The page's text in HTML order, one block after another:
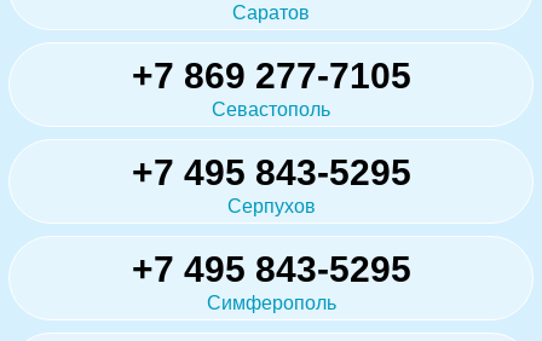
Саратов
+7 869 277-7105
Севастополь
+7 495 843-5295
Серпухов
+7 495 843-5295
Симферополь